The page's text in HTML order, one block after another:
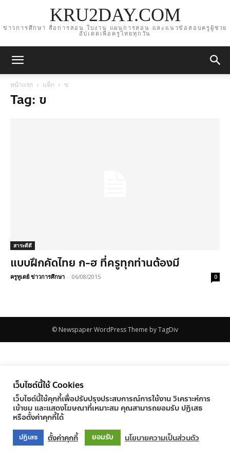
KRU2DAY.COM
ข่าวการศึกษา สื่อการสอน ใบงาน แผนการสอน และแนวข้อสอบครูผู้ช่วย
อัปเดตเพื่อครูไทยทุกวัน
หน้าแรก แท็ก ข
Tag: ข
สาระดีดี
แบบฝึกคัดไทย ก-ฮ ที่ครูทุกท่านต้องมี
ครูทูเดย์ ข่าวการศึกษา - 06/08/2015 0
© Newspaper WordPress Theme by TagDiv
เว็บไซต์นี้ใช้ Cookies
เว็บไซต์นี้ใช้คุกกี้เพื่อปรับปรุงประสบการณ์การใช้งาน วิเคราะห์การ
เข้าชม และแสดงโฆษณาที่เหมาะสม คุณสามารถยอมรับ ปฏิเสธ
หรือตั้งค่าคุกกี้ได้
ปฏิเสธ ตั้งค่าคุกกี้ ยอมรับ นโยบายความเป็นส่วนตัว